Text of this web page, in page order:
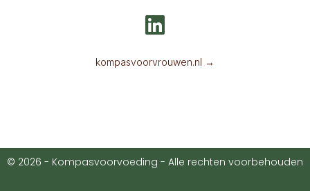
L
n
i
kompasvoorvrouwen.nl →
© 2026 - Kompasvoorvoeding - Alle rechten voorbehouden